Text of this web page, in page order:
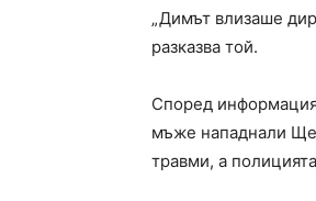
„Димът влизаше
разказва той.
Според
мъже нападнали
травми, а